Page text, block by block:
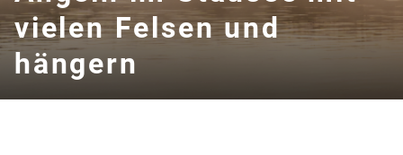
vielen Felsen und
hängern